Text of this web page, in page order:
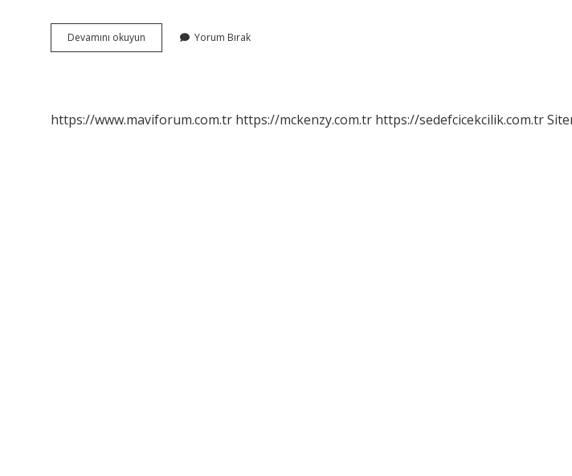
Devamını okuyun
Kelime
Yorum Bırak
https://www.maviforum.com.tr https://mckenzy.com.tr https://sedefcicekcilik.com.tr